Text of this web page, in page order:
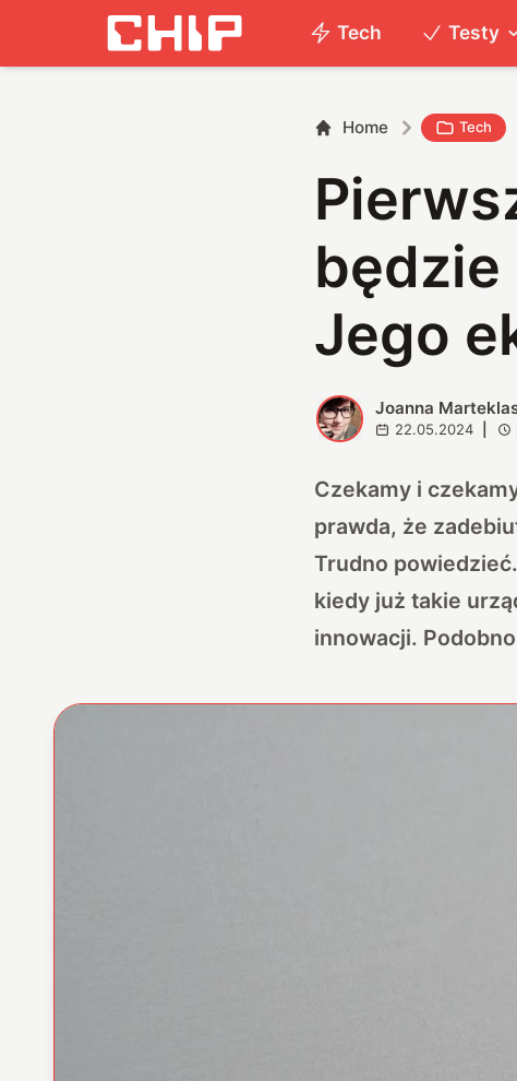
Tech Testy
Home Tech
Jego
J Joanna
22.05.2024
Czekamy i
prawda, że
Trudno
kiedy już takie
innowacji.